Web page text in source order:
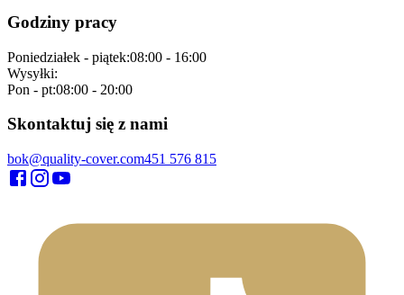
Godziny pracy
Poniedziałek - piątek:08:00 - 16:00
Wysyłki:
Pon - pt:08:00 - 20:00
Skontaktuj się z nami
bok@quality-cover.com451 576 815